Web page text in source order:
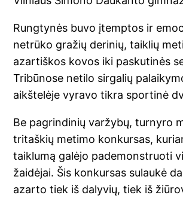
Rungtynės buvo įtemptos ir
netrūko gražių derinių, taiklių
azartiškos kovos iki paskutinės
Tribūnose netilo sirgalių
aikštelėje vyravo tikra sportinė
Be pagrindinių varžybų, turnyro
tritaškių metimo konkursas,
taiklumą galėjo pademonstruoti
žaidėjai. Šis konkursas sulaukė
azarto tiek iš dalyvių, tiek iš